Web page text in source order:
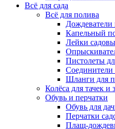
Всё для сада
Всё для полива
Дождеватели
Капельный
Лейки
Пистолеты
Соединители
Шланги для
Колёса для тачек и
Обувь и перчатки
Обувь для
Перчатки
Плащ-